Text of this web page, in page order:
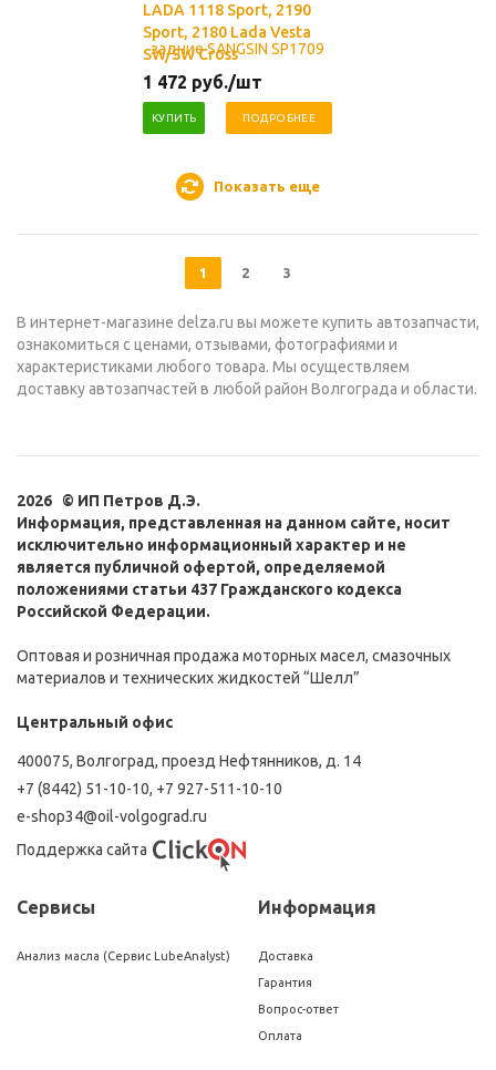
LADA 1118 Sport, 2190
Sport, 2180 Lada Vesta
SW/SW Cross
1 472 руб./шт
КУПИТЬ ПОДРОБНЕЕ
Показать еще
1 2 3
В интернет-магазине delza.ru вы можете купить автозапчасти,
ознакомиться с ценами, отзывами, фотографиями и
характеристиками любого товара. Мы осуществляем
доставку автозапчастей в любой район Волгограда и области.
2026 © ИП Петров Д.Э.
Информация, представленная на данном сайте, носит
исключительно информационный характер и не
является публичной офертой, определяемой
положениями статьи 437 Гражданского кодекса
Российской Федерации.
Оптовая и розничная продажа моторных масел, смазочных
материалов и технических жидкостей “Шелл”
Центральный офис
400075, Волгоград, проезд Нефтянников, д. 14
+7 (8442) 51-10-10, +7 927-511-10-10
e-shop34@oil-volgograd.ru
Поддержка сайта
Сервисы
Анализ масла (Сервис LubeAnalyst)
Информация
Доставка
Гарантия
Вопрос-ответ
Оплата